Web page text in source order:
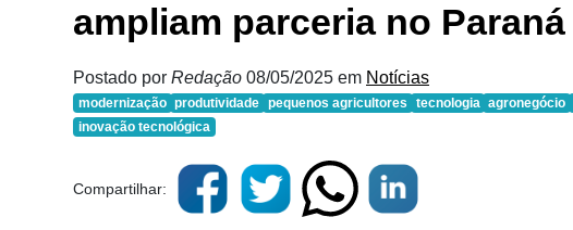
ampliam parceria no
Postado por Redação 08/05/2025 em Notícias
modernização produtividade pequenos agricultores tecnologia agronegócio
inovação tecnológica
Compartilhar: